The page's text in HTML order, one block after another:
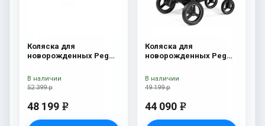
Коляска для
новорожденных Peg
Pop-Up) Fleur
52 399 р
48 199 e
В наличии
Коляска для
новорожденных Peg
Onyx
49 199 р
44 090 e
В наличии